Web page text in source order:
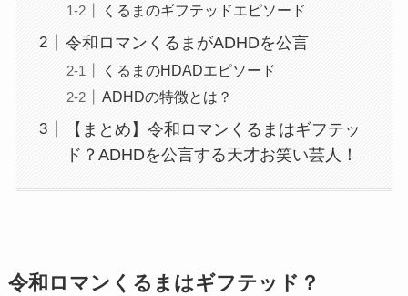
くるまのギフテッドエピソード
令和ロマンくるまがADHDを公言
くるまのHDADエピソード
ADHDの特徴とは？
【まとめ】令和ロマンくるまはギフテッ
ド？ADHDを公言する天才お笑い芸人！
令和ロマンくるまはギフテッド？